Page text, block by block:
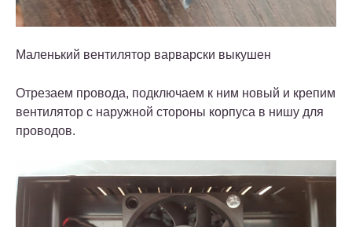
Маленький вентилятор варварски выкушен
Отрезаем провода, подключаем к ним новый и крепим
вентилятор с наружной стороны корпуса в нишу для
проводов.